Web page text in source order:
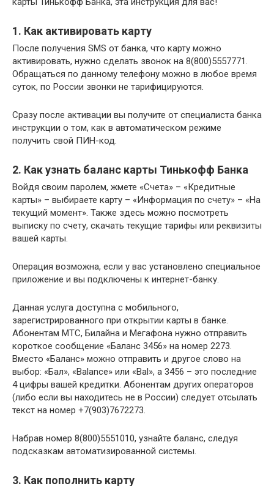
1. Как активировать карту
После получения SMS от банка, что карту можно
активировать, нужно сделать звонок на 8(800)5557771.
Обращаться по данному телефону можно в любое время
суток, по России звонки не тарифицируются.
Сразу после активации вы получите от специалиста банка
инструкции о том, как в автоматическом режиме
получить свой ПИН-код.
2. Как узнать баланс карты Тинькофф Банка
Войдя своим паролем, жмете «Счета» – «Кредитные
карты» – выбираете карту – «Информация по счету» – «На
текущий момент». Также здесь можно посмотреть
выписку по счету, скачать текущие тарифы или реквизиты
вашей карты.
Операция возможна, если у вас установлено специальное
приложение и вы подключены к интернет-банку.
Данная услуга доступна с мобильного,
зарегистрированного при открытии карты в банке.
Абонентам МТС, Билайна и Мегафона нужно отправить
короткое сообщение «Баланс 3456» на номер 2273.
Вместо «Баланс» можно отправить и другое слово на
выбор: «Бал», «Balance» или «Bal», а 3456 – это последние
4 цифры вашей кредитки. Абонентам других операторов
(либо если вы находитесь не в России) следует отсылать
текст на номер +7(903)7672273.
Набрав номер 8(800)5551010, узнайте баланс, следуя
подсказкам автоматизированной системы.
3. Как пополнить карту